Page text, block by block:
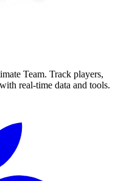
Team. Track players,
real-time data and tools.